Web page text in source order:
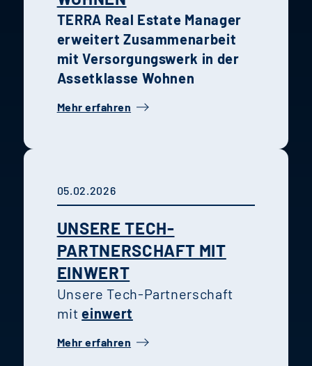
TERRA Real Estate Manager
erweitert Zusammenarbeit
mit Versorgungswerk in der
Assetklasse Wohnen
Mehr erfahren
05.02.2026
UNSERE TECH-
PARTNERSCHAFT MIT
EINWERT
Unsere Tech-Partnerschaft
miteinwert
Mehr erfahren